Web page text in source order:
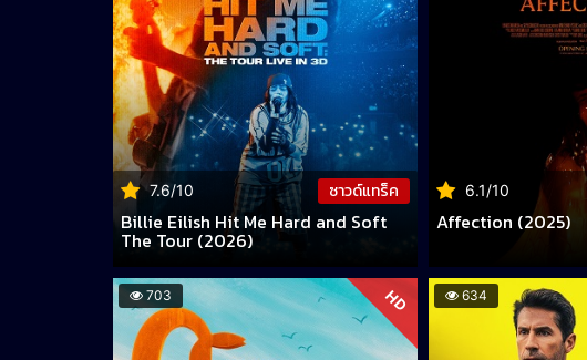
7.6/10 ซาวด์แทร็ค
Billie Eilish Hit Me Hard and Soft
The Tour (2026)
6.1/10
Affection (2025)
703 HD 634